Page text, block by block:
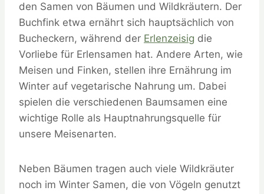
den Samen von Bäumen und Wildkräutern. Der
Buchfink etwa ernährt sich hauptsächlich von
Bucheckern, während der Erlenzeisig die
Vorliebe für Erlensamen hat. Andere Arten, wie
Meisen und Finken, stellen ihre Ernährung im
Winter auf vegetarische Nahrung um. Dabei
spielen die verschiedenen Baumsamen eine
wichtige Rolle als Hauptnahrungsquelle für
unsere Meisenarten.
Neben Bäumen tragen auch viele Wildkräuter
noch im Winter Samen, die von Vögeln genutzt